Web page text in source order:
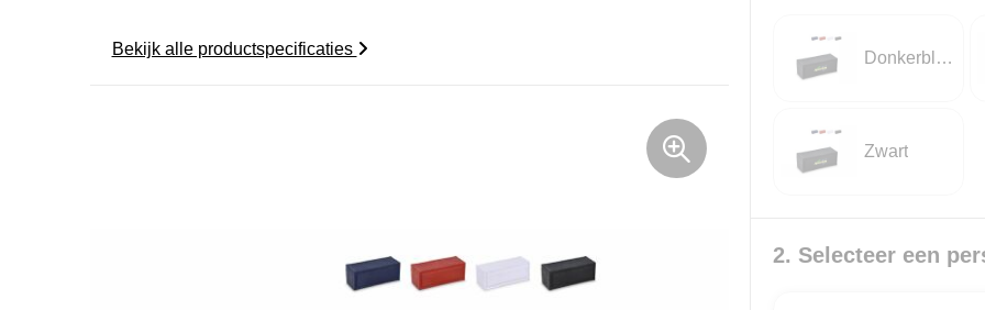
Bekijk alle productspecificaties Donkerblauw
Zwart
2. Selecteer een